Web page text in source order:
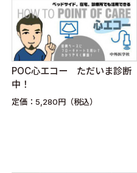
POC心エコー ただいま診断
中！
定価：5,280円（税込）